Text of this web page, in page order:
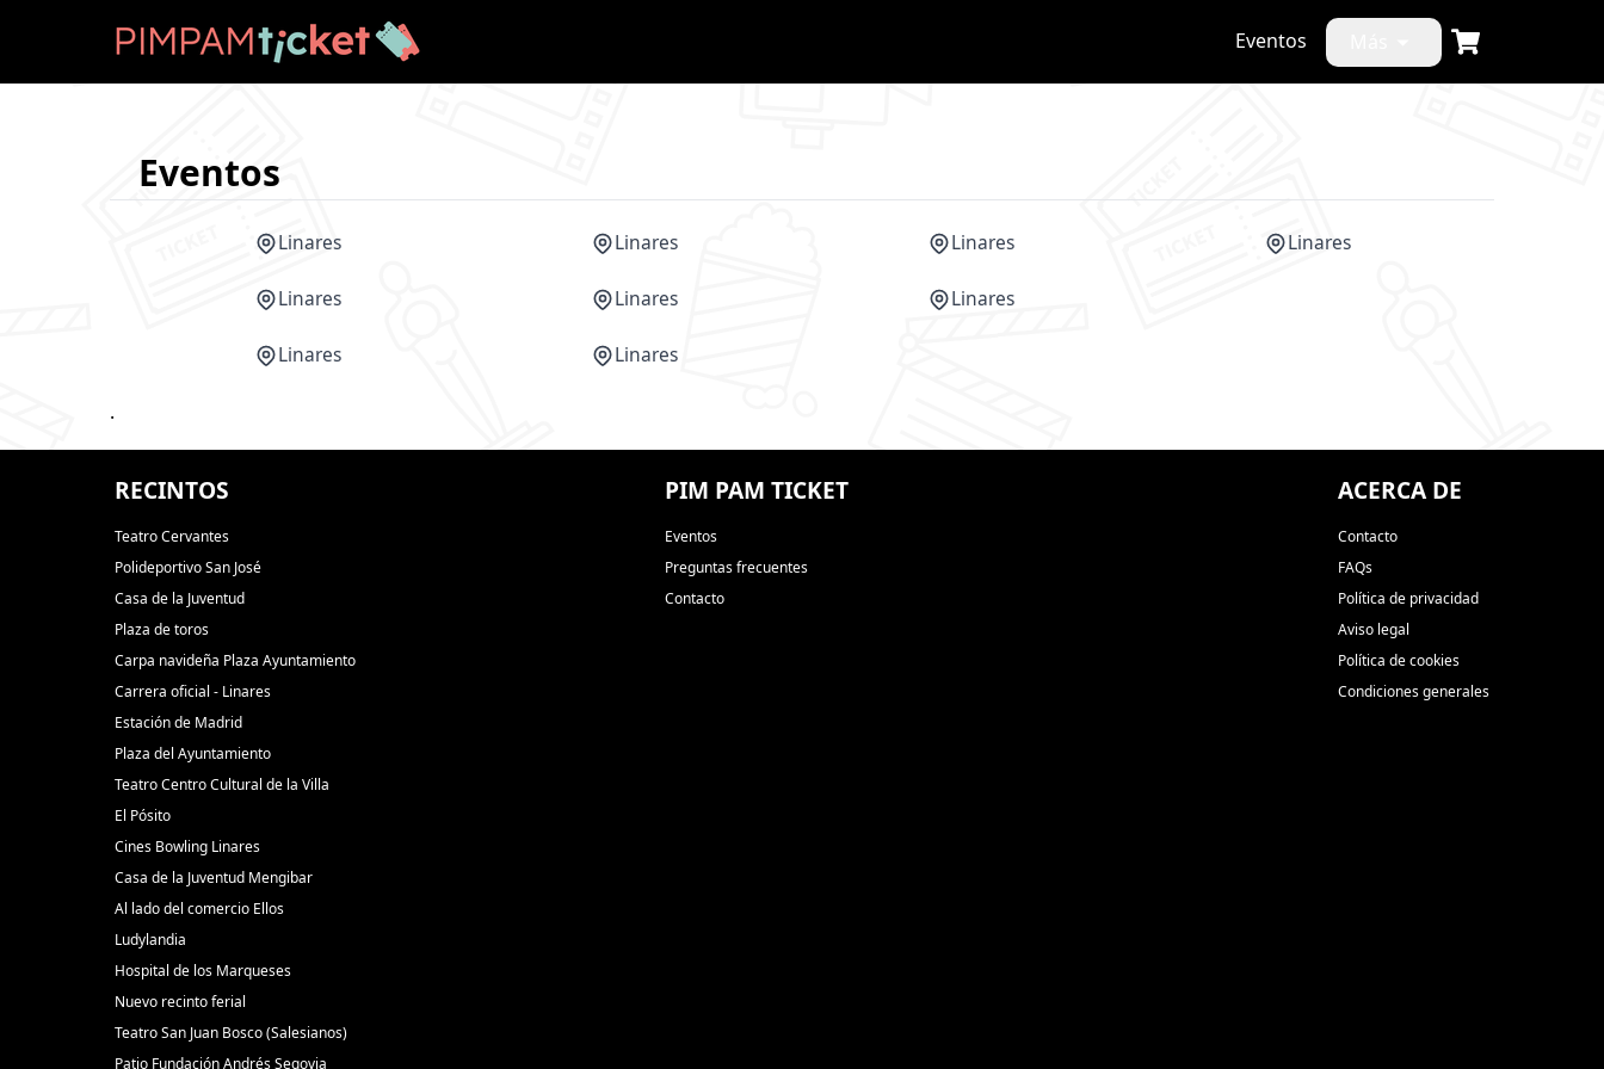
Eventos
Eventos
Linares Linares Linares Linares
Linares Linares Linares
Linares Linares
.
RECINTOS
Teatro Cervantes
Polideportivo San José
Casa de la Juventud
Plaza de toros
Carpa navideña Plaza Ayuntamiento
Carrera oficial - Linares
Estación de Madrid
Plaza del Ayuntamiento
Teatro Centro Cultural de la Villa
El Pósito
Cines Bowling Linares
Casa de la Juventud Mengibar
Al lado del comercio Ellos
Ludylandia
Hospital de los Marqueses
Nuevo recinto ferial
Teatro San Juan Bosco (Salesianos)
Patio Fundación Andrés Segovia
PIM PAM TICKET
Eventos
Preguntas frecuentes
Contacto
ACERCA DE
Contacto
FAQs
Política de privacidad
Aviso legal
Política de cookies
Condiciones generales